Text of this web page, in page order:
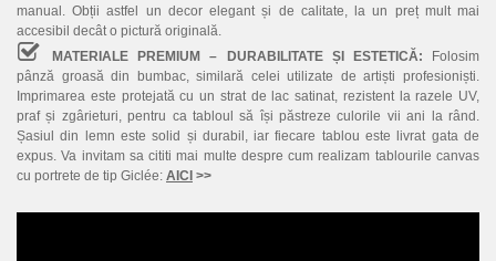
manual. Obții astfel un decor elegant și de calitate, la un preț mult mai
accesibil decât o pictură originală.
MATERIALE PREMIUM – DURABILITATE ȘI ESTETICĂ: Folosim
pânză groasă din bumbac, similară celei utilizate de artiști profesioniști.
Imprimarea este protejată cu un strat de lac satinat, rezistent la razele UV,
praf și zgârieturi, pentru ca tabloul să își păstreze culorile vii ani la rând.
Șasiul din lemn este solid și durabil, iar fiecare tablou este livrat gata de
expus. Va invitam sa cititi mai multe despre cum realizam tablourile canvas
cu portrete de tip Giclée: AICI >>